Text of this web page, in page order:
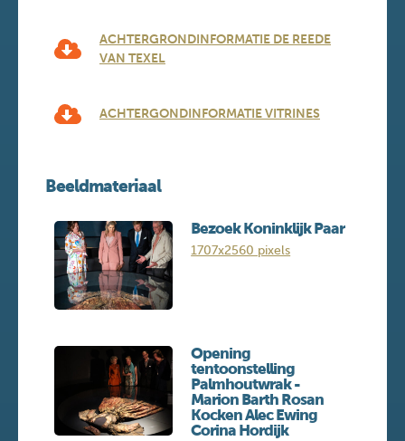
ACHTERGRONDINFORMATIE DE REEDE
VAN TEXEL
ACHTERGONDINFORMATIE VITRINES
Beeldmateriaal
Bezoek Koninklijk Paar
1707x2560 pixels
Opening
tentoonstelling
Palmhoutwrak -
Marion Barth Rosan
Kocken Alec Ewing
Corina Hordijk